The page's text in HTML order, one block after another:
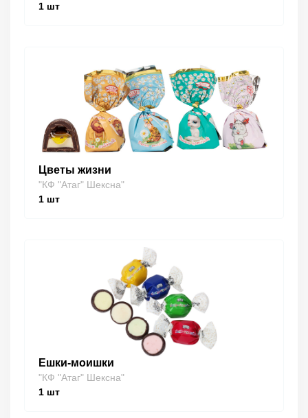
1 шт
Цветы жизни
"КФ "Атаг" Шексна"
1 шт
Ешки-моишки
"КФ "Атаг" Шексна"
1 шт